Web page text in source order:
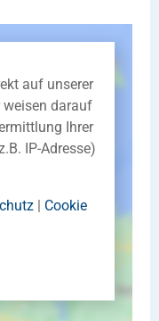
auf unserer
weisen darauf
Ihrer
IP-Adresse)
| Cookie